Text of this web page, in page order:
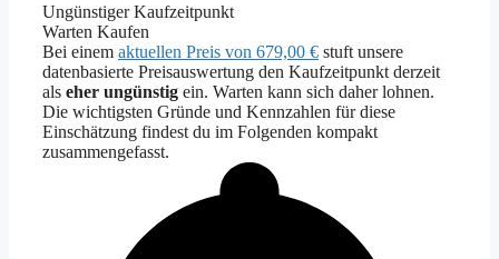
Ungünstiger Kaufzeitpunkt
Warten Kaufen
Bei einem aktuellen Preis von 679,00 € stuft unsere
datenbasierte Preisauswertung den Kaufzeitpunkt derzeit
als eher ungünstig ein. Warten kann sich daher lohnen.
Die wichtigsten Gründe und Kennzahlen für diese
Einschätzung findest du im Folgenden kompakt
zusammengefasst.